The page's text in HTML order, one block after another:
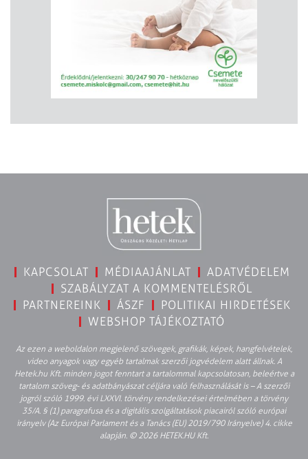
KAPCSOLAT MÉDIAAJÁNLAT
ADATVÉDELEM
SZABÁLYZAT A KOMMENTELÉSRŐL
PARTNEREINK
ÁSZF
POLITIKAI HIRDETÉSEK
WEBSHOP TÁJÉKOZTATÓ
Az ezen a weboldalon megjelenő szövegek, grafikák, képek, hangfelvételek,
video anyagok vagy egyéb tartalmak szerzői jogvédelem alatt állnak. A
Hetek.hu Kft. minden jogot fenntart a tartalommal kapcsolatosan, beleértve a
tartalom szöveg- és adatbányászat céljára való felhasználását is – A szerzői
jogról szóló 1999. évi LXXVI. törvény rendelkezései értelmében a törvény
35/A. § (1) paragrafusa és a digitális szolgáltatások piacairól szóló európai
irányelv (Az Európai Parlament és a Tanács (EU) 2019/790 Irányelve) 4. cikke
alapján. © 2026 HETEK.HU Kft.